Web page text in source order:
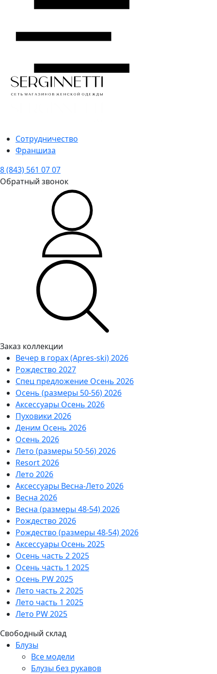
Сотрудничество
Франшиза
8 (843) 561 07 07
Обратный звонок
Заказ коллекции
Вечер в горах (Apres-ski) 2026
Рождество 2027
Спец предложение Осень 2026
Осень (размеры 50-56) 2026
Аксессуары Осень 2026
Пуховики 2026
Деним Осень 2026
Осень 2026
Лето (размеры 50-56) 2026
Resort 2026
Лето 2026
Аксессуары Весна-Лето 2026
Весна 2026
Весна (размеры 48-54) 2026
Рождество 2026
Рождество (размеры 48-54) 2026
Аксессуары Осень 2025
Осень часть 2 2025
Осень часть 1 2025
Осень PW 2025
Лето часть 2 2025
Лето часть 1 2025
Лето PW 2025
Свободный склад
Блузы
Все модели
Блузы без рукавов